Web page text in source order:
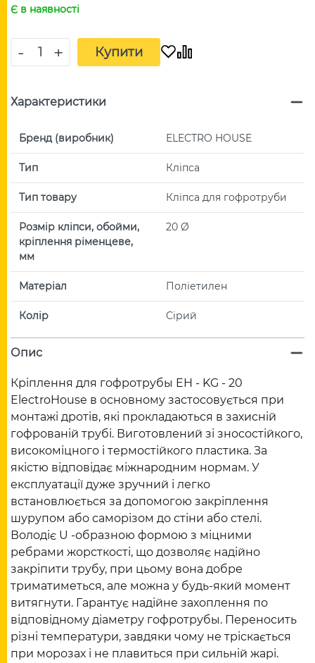
Є в наявності
- + Купити
Характеристики
Бренд (виробник) ELECTRO HOUSE
Тип Кліпса
Тип товару Кліпса для гофротруби
Розмір кліпси, обойми,
кріплення ріменцеве,
мм
20 Ø
Матеріал Поліетилен
Колір Сірий
Опис
Кріплення для гофротрубы EH - KG - 20
ElectroHouse в основному застосовується при
монтажі дротів, які прокладаються в захисній
гофрованій трубі. Виготовлений зі зносостійкого,
високоміцного і термостійкого пластика. За
якістю відповідає міжнародним нормам. У
експлуатації дуже зручний і легко
встановлюється за допомогою закріплення
шурупом або саморізом до стіни або стелі.
Володіє U -образною формою з міцними
ребрами жорсткості, що дозволяє надійно
закріпити трубу, при цьому вона добре
триматиметься, але можна у будь-який момент
витягнути. Гарантує надійне захоплення по
відповідному діаметру гофротрубы. Переносить
різні температури, завдяки чому не тріскається
при морозах і не плавиться при сильній жарі.